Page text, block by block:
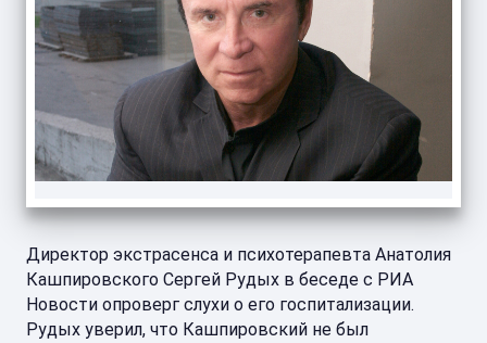
Директор экстрасенса и психотерапевта Анатолия
Кашпировского Сергей Рудых в беседе с РИА
Новости опроверг слухи о его госпитализации.
Рудых уверил, что Кашпировский не был